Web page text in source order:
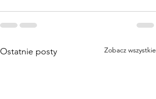
Ostatnie posty Zobacz wszystkie